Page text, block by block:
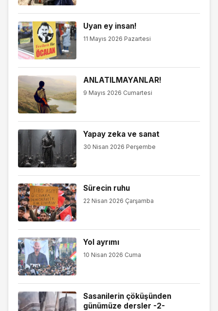
Uyan ey insan!
11 Mayıs 2026 Pazartesi
ANLATILMAYANLAR!
9 Mayıs 2026 Cumartesi
Yapay zeka ve sanat
30 Nisan 2026 Perşembe
Sürecin ruhu
22 Nisan 2026 Çarşamba
Yol ayrımı
10 Nisan 2026 Cuma
Sasanilerin çöküşünden
günümüze dersler -2-